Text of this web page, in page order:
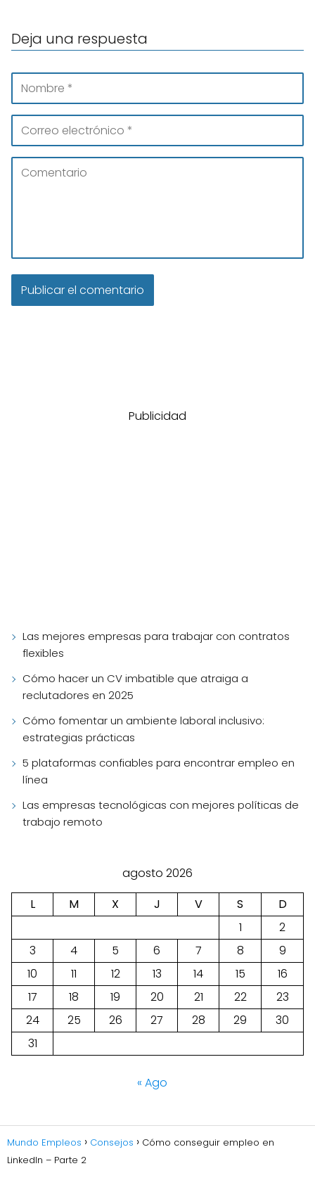
Deja una respuesta
Publicidad
Las mejores empresas para trabajar con contratos
flexibles
Cómo hacer un CV imbatible que atraiga a
reclutadores en 2025
Cómo fomentar un ambiente laboral inclusivo:
estrategias prácticas
5 plataformas confiables para encontrar empleo en
línea
Las empresas tecnológicas con mejores políticas de
trabajo remoto
agosto 2026
L
M X J V S
D
1
2
3
4 5 6 7 8
9
10
11 12 13 14 15
16
17
18 19 20 21 22
23
24
25 26 27 28 29
30
31
« Ago
Mundo Empleos Consejos
Cómo conseguir empleo en
LinkedIn – Parte 2